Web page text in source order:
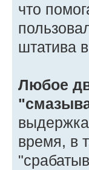
что
штатива
Любое
время, в